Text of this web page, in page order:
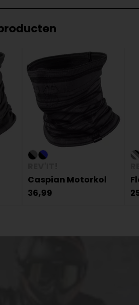
Caspian Motorkol
36,99